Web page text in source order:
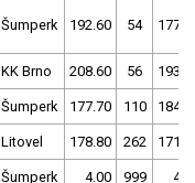
Šumperk 192.60 54
KK Brno 208.60 56
Šumperk 177.70 110
Litovel 178.80 262
Šumperk 4.00 999